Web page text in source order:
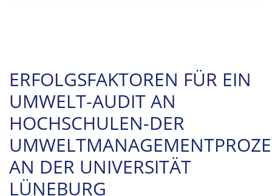
ERFOLGSFAKTOREN FÜR EIN
UMWELT-AUDIT AN
HOCHSCHULEN-DER
AN DER UNIVERSITÄT
LÜNEBURG